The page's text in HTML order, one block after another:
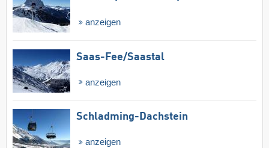
anzeigen
Saas-Fee/​Saastal
anzeigen
Schladming-Dachstein
anzeigen